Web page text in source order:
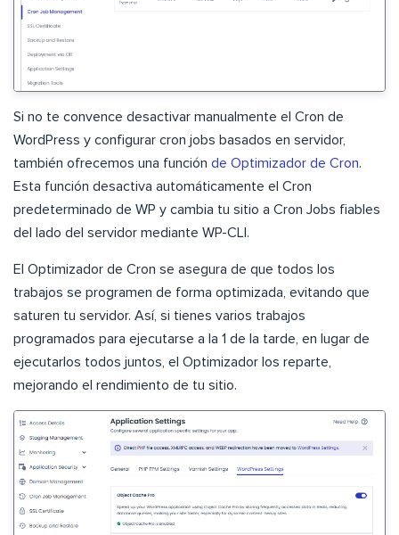
Si no te convence desactivar manualmente el Cron de
WordPress y configurar cron jobs basados en servidor,
también ofrecemos una función de Optimizador de Cron.
Esta función desactiva automáticamente el Cron
predeterminado de WP y cambia tu sitio a Cron Jobs fiables
del lado del servidor mediante WP-CLI.
El Optimizador de Cron se asegura de que todos los
trabajos se programen de forma optimizada, evitando que
saturen tu servidor. Así, si tienes varios trabajos
programados para ejecutarse a la 1 de la tarde, en lugar de
ejecutarlos todos juntos, el Optimizador los reparte,
mejorando el rendimiento de tu sitio.